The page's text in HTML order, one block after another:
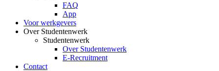
FAQ
App
Voor werkgevers
Over Studentenwerk
Studentenwerk
Over Studentenwerk
E-Recruitment
Contact